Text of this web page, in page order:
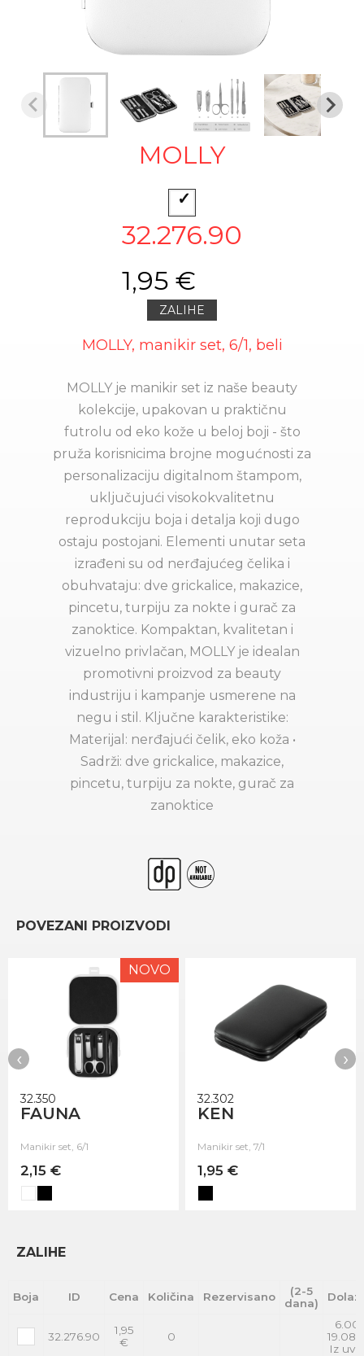
MOLLY
32.276.90
1,95 €
ZALIHE
MOLLY, manikir set, 6/1, beli
MOLLY je manikir set iz naše beauty
kolekcije, upakovan u praktičnu
futrolu od eko kože u beloj boji - što
pruža korisnicima brojne mogućnosti za
personalizaciju digitalnom štampom,
uključujući visokokvalitetnu
reprodukciju boja i detalja koji dugo
ostaju postojani. Elementi unutar seta
izrađeni su od nerđajućeg čelika i
obuhvataju: dve grickalice, makazice,
pincetu, turpiju za nokte i gurač za
zanoktice. Kompaktan, kvalitetan i
vizuelno privlačan, MOLLY je idealan
promotivni proizvod za beauty
industriju i kampanje usmerene na
negu i stil. Ključne karakteristike:
Materijal: nerđajući čelik, eko koža •
Sadrži: dve grickalice, makazice,
pincetu, turpiju za nokte, gurač za
zanoktice
POVEZANI PROIZVODI
NOVO
32.350
FAUNA
Manikir set, 6/1
2,15 €
32.302
KEN
Manikir set, 7/1
1,95 €
‹ ›
ZALIHE
Boja ID Cena Količina Rezervisano
(2-5
dana)
32.276.90
1,95
€
0
Iz